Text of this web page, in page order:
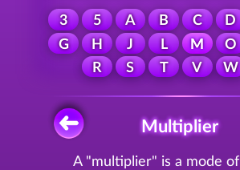
3 5 A B C D
G
H J L M O
R
S T V W
Multiplier
A "multiplier" is a mode of